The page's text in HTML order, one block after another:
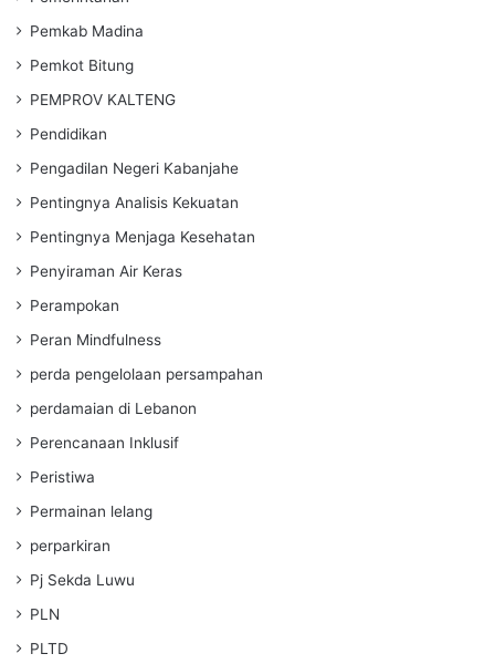
Pemkab Madina
Pemkot Bitung
PEMPROV KALTENG
Pendidikan
Pengadilan Negeri Kabanjahe
Pentingnya Analisis Kekuatan
Pentingnya Menjaga Kesehatan
Penyiraman Air Keras
Perampokan
Peran Mindfulness
perda pengelolaan persampahan
perdamaian di Lebanon
Perencanaan Inklusif
Peristiwa
Permainan lelang
perparkiran
Pj Sekda Luwu
PLN
PLTD